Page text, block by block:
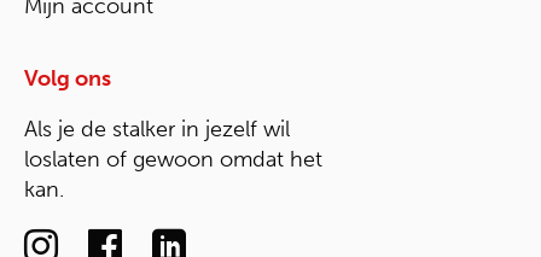
Mijn account
Volg ons
Als je de stalker in jezelf wil
loslaten of gewoon omdat het
kan.